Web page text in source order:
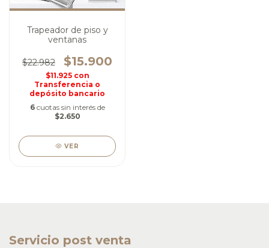
Trapeador de piso y
ventanas
$22.982 $15.900
$11.925 con
Transferencia o
depósito bancario
6 cuotas sin interés de
$2.650
VER
Servicio post venta